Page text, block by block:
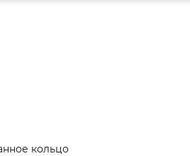
кольцо